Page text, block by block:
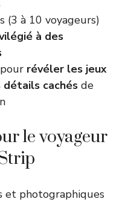
(3 à 10 voyageurs)
à des
révéler les jeux
cachés de
le voyageur
et photographiques